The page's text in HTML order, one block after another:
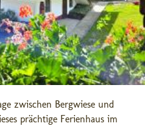
zwischen Bergwiese und
prächtige Ferienhaus im